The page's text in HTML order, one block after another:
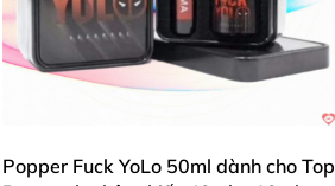
Popper Fuck YoLo 50ml dành cho Top